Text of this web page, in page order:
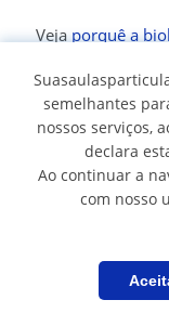
Salvar
Vejaporquê a
🧪É difícil
A biologia não é
escolher suas
ensino correta.
colombiano nos
acadêmico. No
amplo, esta
semelhantes
nossos serviços,
declara
Ao continuar a
com nosso